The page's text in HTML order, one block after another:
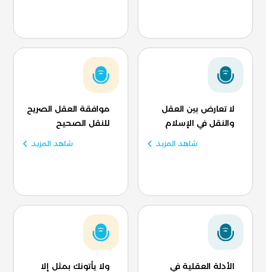
لا تعارض بين العقل
والنقل في الإسلام
شاهد المزيد
موافقة العقل الصريح
للنقل الصحيح
شاهد المزيد
الأدلة العقلية في
ولا يأتونك بمثل إلا